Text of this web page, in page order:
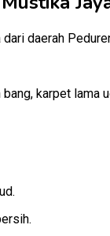
daerah
karpet lama